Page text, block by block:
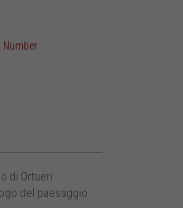
di Ortueri
del paesaggio